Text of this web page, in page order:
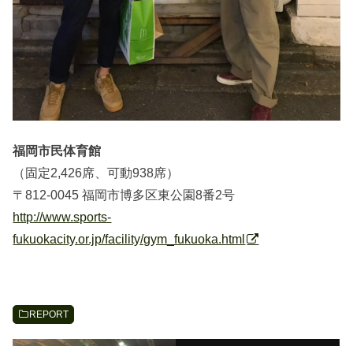
福岡市民体育館
（固定2,426席、可動938席）
〒812-0045 福岡市博多区東公園8番2号
http://www.sports-
fukuokacity.or.jp/facility/gym_fukuoka.html
REPORT